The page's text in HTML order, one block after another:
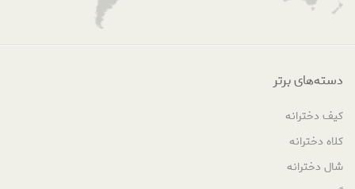
دسته‌های برتر
کیف دخترانه
کلاه دخترانه
شال دخترانه